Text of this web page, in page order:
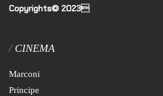
Copyrights© 2023
CINEMA
Marconi
Principe